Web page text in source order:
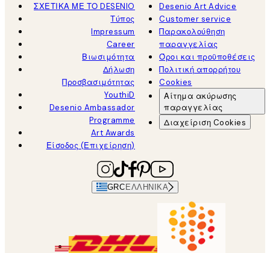
ΣΧΕΤΙΚΑ ΜΕ ΤΟ DESENIO
Τύπος
Impressum
Career
Βιωσιμότητα
Δήλωση
Προσβασιμότητας
YouthiD
Desenio Ambassador
Programme
Art Awards
Είσοδος (Επιχείρηση)
Desenio Art Advice
Customer service
Παρακολούθηση
παραγγελίας
Όροι και προϋποθέσεις
Πολιτική απορρήτου
Cookies
Αίτημα ακύρωσης
παραγγελίας
Διαχείριση Cookies
GRC ΕΛΛΗΝΙΚΆ